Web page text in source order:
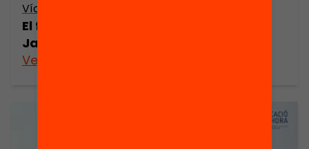
Vídeo
El futur de l’avaluació | Diàleg entre
Janet Looney i Xavier Chavarria
Veure’n més